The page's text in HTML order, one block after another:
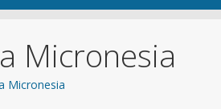
Micronesia
Micronesia